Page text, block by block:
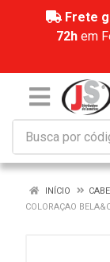
Frete
72hem
INÍCIO
COLORAÇAO